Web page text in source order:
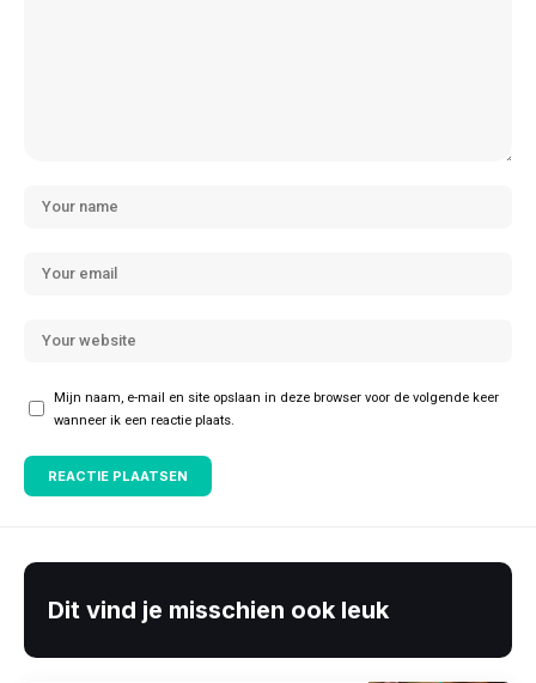
Mijn naam, e-mail en site opslaan in deze browser voor de volgende keer
wanneer ik een reactie plaats.
Dit vind je misschien ook leuk